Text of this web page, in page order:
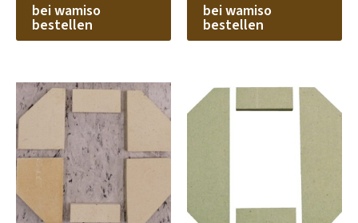
bei wamiso
bestellen
bei wamiso
bestellen